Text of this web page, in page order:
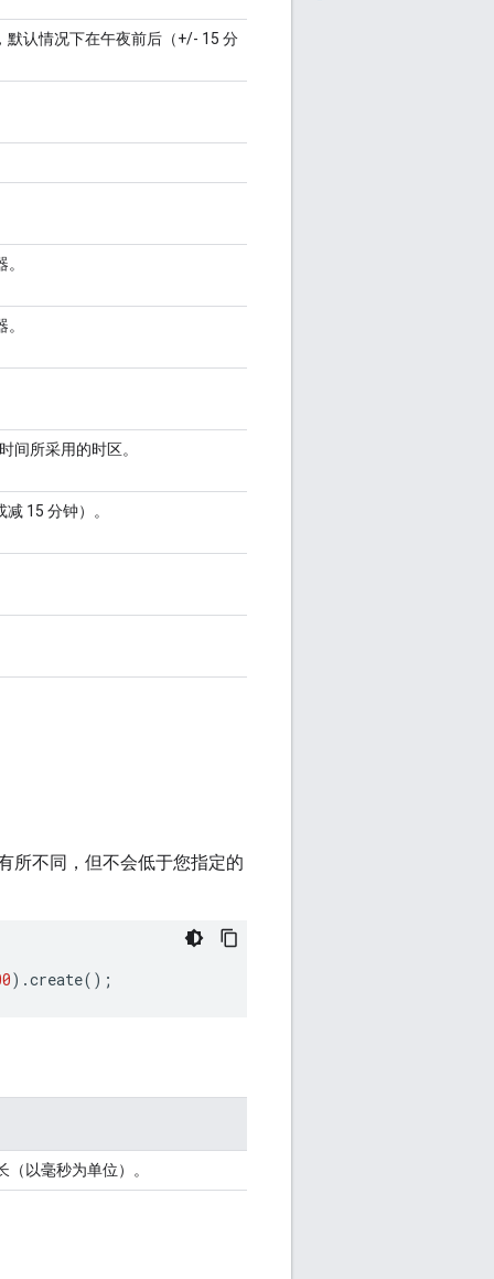
默认情况下在午夜前后（+/- 15 分
间所采用的时区。
15 分钟）。
所不同，但不会低于您指定的
).create();
以毫秒为单位）。